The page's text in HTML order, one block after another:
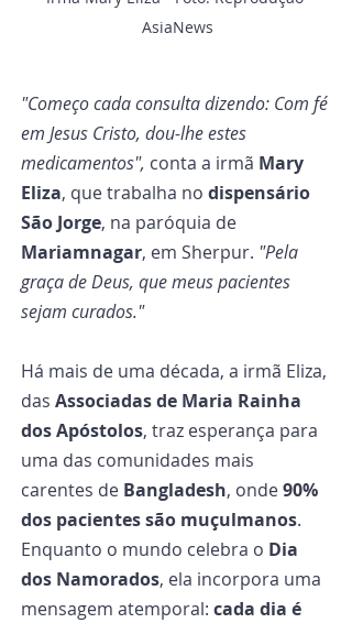
AsiaNews
"Começo cada consulta dizendo: Com fé
em Jesus Cristo, dou-lhe estes
medicamentos", conta a irmã Mary
Eliza, que trabalha no dispensário
São Jorge, na paróquia de
Mariamnagar, em Sherpur. "Pela
graça de Deus, que meus pacientes
sejam curados."
Há mais de uma década, a irmã Eliza,
das Associadas de Maria Rainha
dos Apóstolos, traz esperança para
uma das comunidades mais
carentes de Bangladesh, onde 90%
dos pacientes são muçulmanos.
Enquanto o mundo celebra o Dia
dos Namorados, ela incorpora uma
mensagem atemporal: cada dia é